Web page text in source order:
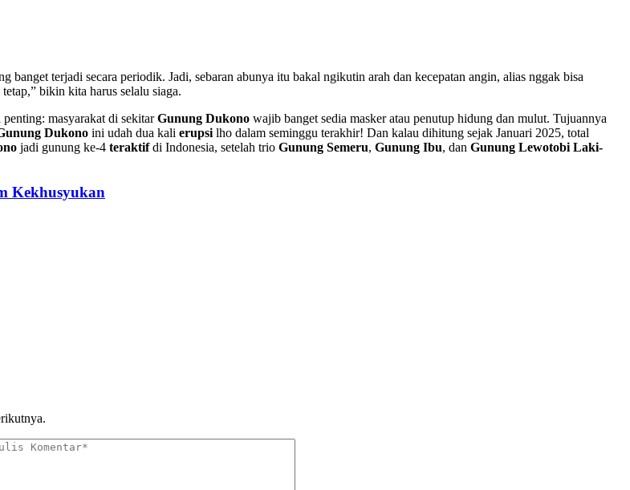
banget terjadi secara periodik. Jadi, sebaran abunya itu bakal ngikutin arah dan kecepatan angin, alias nggak bisa
bikin kita harus selalu siaga.
masyarakat di sekitarGunung Dukono wajib banget sedia masker atau penutup hidung dan mulut. Tujuannya
Dukono ini udah dua kali erupsi lho dalam seminggu terakhir! Dan kalau dihitung sejak Januari 2025, total
jadi gunung ke-4 teraktifdi Indonesia, setelah trio Gunung Semeru, Gunung Ibu, dan Gunung Lewotobi Laki-
Kekhusyukan